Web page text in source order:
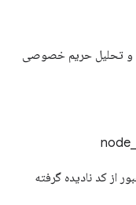
و تحلیل حریم خصوصی
از کد نادیده گرفته